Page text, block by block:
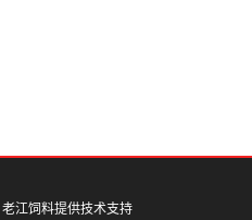
老江饲料提供技术支持